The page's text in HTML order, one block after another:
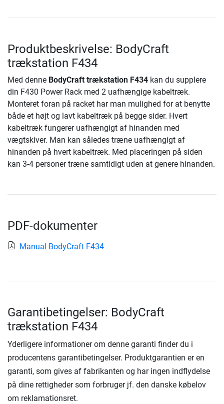
Produktbeskrivelse: BodyCraft
trækstation F434
Med denne BodyCraft trækstation F434 kan du supplere
din F430 Power Rack med 2 uafhængige kabeltræk.
Monteret foran på racket har man mulighed for at benytte
både et højt og lavt kabeltræk på begge sider. Hvert
kabeltræk fungerer uafhængigt af hinanden med
vægtskiver. Man kan således træne uafhængigt af
hinanden på hvert kabeltræk. Med placeringen på siden
kan 3-4 personer træne samtidigt uden at genere hinanden.
PDF-dokumenter
Manual BodyCraft F434
Garantibetingelser: BodyCraft
trækstation F434
Yderligere informationer om denne garanti finder du i
producentens garantibetingelser. Produktgarantien er en
garanti, som gives af fabrikanten og har ingen indflydelse
på dine rettigheder som forbruger jf. den danske købelov
om reklamationsret.